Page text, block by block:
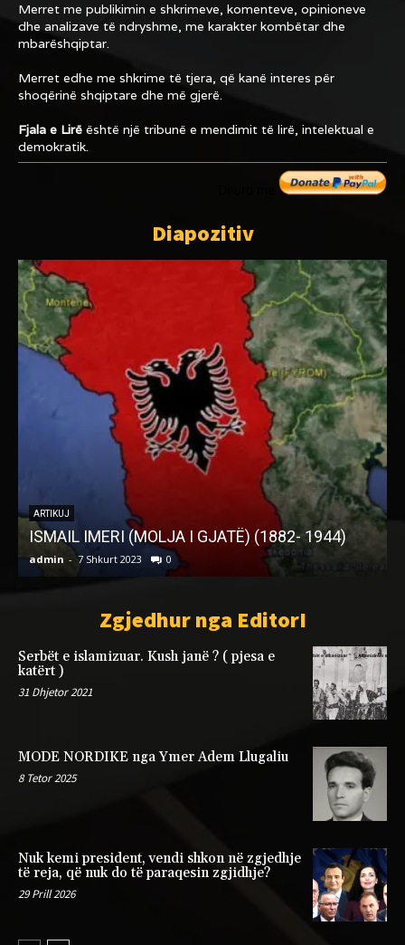
Merret me publikimin e shkrimeve, komenteve, opinioneve
dhe analizave të ndryshme, me karakter kombëtar dhe
mbarëshqiptar.
Merret edhe me shkrime të tjera, që kanë interes për
shoqërinë shqiptare dhe më gjerë.
Fjala e Lirë është një tribunë e mendimit të lirë, intelektual e
demokratik.
Diapozitiv
Kur Gazeta IMPAKT dhe Rexhep Elezaj shpallin
luftë kundër shqiptarëve
admin - 27 Janar 2026 0
Zgjedhur nga EditorI
Serbët e islamizuar. Kush janë ? ( pjesa e
katërt )
31 Dhjetor 2021
MODE NORDIKE nga Ymer Adem Llugaliu
8 Tetor 2025
Nuk kemi president, vendi shkon në zgjedhje
të reja, që nuk do të paraqesin zgjidhje?
29 Prill 2026